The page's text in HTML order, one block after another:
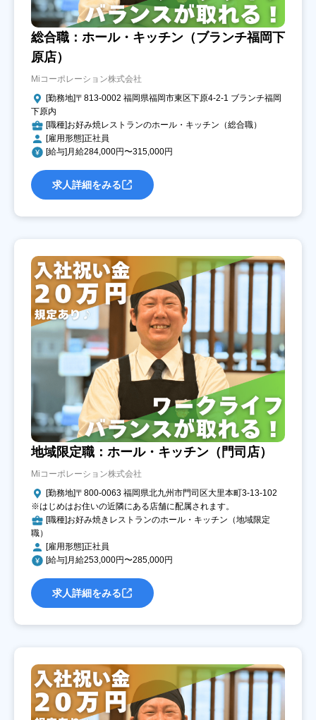
総合職：ホール・キッチン（ブランチ福岡下
原店）
Miコーポレーション株式会社
[勤務地]〒813-0002 福岡県福岡市東区下原4-2-1 ブランチ福岡
下原内
[職種]お好み焼レストランのホール・キッチン（総合職）
[雇用形態]正社員
[給与]月給284,000円〜315,000円
求人詳細をみる
地域限定職：ホール・キッチン（門司店）
Miコーポレーション株式会社
[勤務地]〒800-0063 福岡県北九州市門司区大里本町3-13-102
※はじめはお住いの近隣にある店舗に配属されます。
[職種]お好み焼きレストランのホール・キッチン（地域限定
職）
[雇用形態]正社員
[給与]月給253,000円〜285,000円
求人詳細をみる